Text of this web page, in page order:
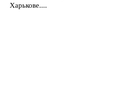
Харькове....